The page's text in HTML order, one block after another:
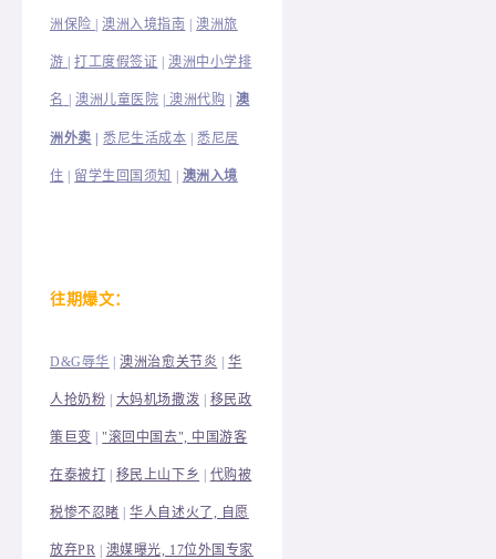
洲保险 |澳洲入境指南 |澳洲旅
游 |打工度假签证 |澳洲中小学排
名 |澳洲儿童医院 | 澳洲代购 | 澳
洲外卖 | 悉尼生活成本 |悉尼居
住 | 留学生回国须知 | 澳洲入境
往期爆文：
D&G辱华 |澳洲治愈关节炎 | 华
人抢奶粉 | 大妈机场撒泼 | 移民政
策巨变 |"滚回中国去", 中国游客
在泰被打 | 移民上山下乡 | 代购被
税惨不忍睹 |华人自述火了, 自愿
放弃PR | 澳媒曝光, 17位外国专家